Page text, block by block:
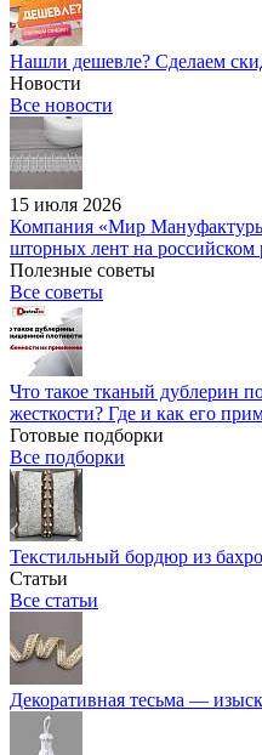
Нашли дешевле? Сделаем
Новости
Все новости
15 июля 2026
Компания «Мир
шторных лент на российском
Полезные советы
Все советы
Что такое тканый дублерин
жесткости? Где и как его
Готовые подборки
Все подборки
Текстильный бордюр из
Статьи
Все статьи
Декоративная тесьма —